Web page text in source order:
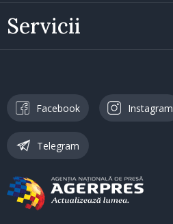
Servicii
Facebook Instagram
Telegram